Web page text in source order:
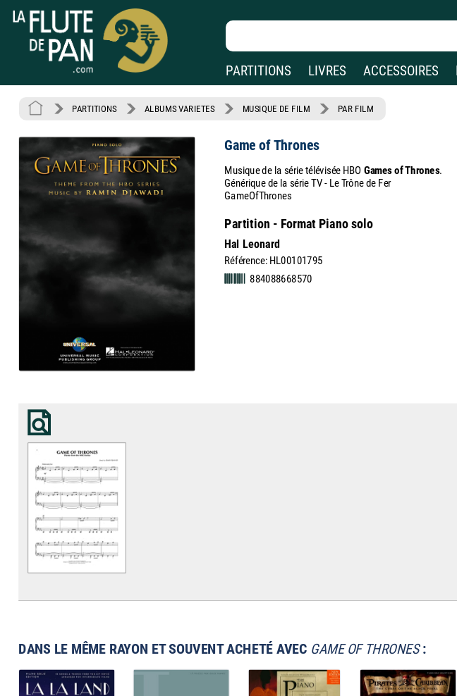
PARTITIONS LIVRES ACCESSOIRES
PARTITIONS ALBUMS VARIETES MUSIQUE DE FILM PAR FILM
Game of Thrones
Musique de la série télévisée HBO Games of Thrones.
Générique de la série TV - Le Trône de Fer
GameOfThrones
Partition - Format Piano solo
Hal Leonard
Référence: HL00101795
884088668570
DANS LE MÊME RAYON ET SOUVENT ACHETÉ AVEC GAME OF THRONES: